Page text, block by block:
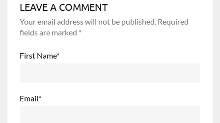
LEAVE A COMMENT
Your email address will not be published. Required
fields are marked *
First Name*
Email*